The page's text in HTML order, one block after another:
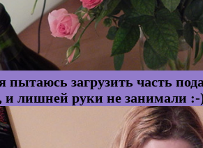
пытаюсь загрузить часть
и лишней руки не занимали :-